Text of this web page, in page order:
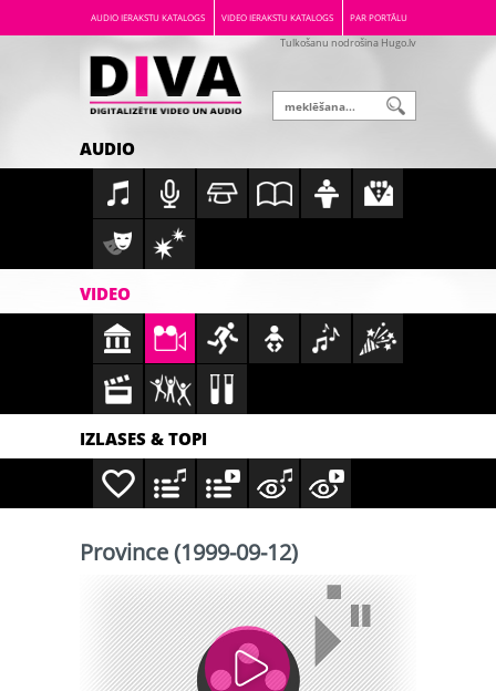
AUDIO IERAKSTU KATALOGS VIDEO IERAKSTU KATALOGS PAR PORTĀLU
Tulkošanu nodrošina Hugo.lv
AUDIO
VIDEO
IZLASES & TOPI
Province (1999-09-12)